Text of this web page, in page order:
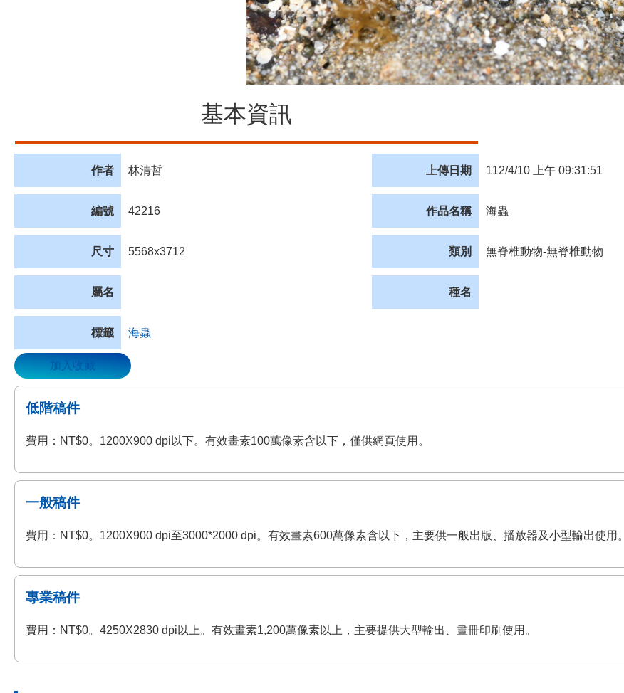
基本資訊
作者 林清哲 上傳日期 112/4/10 上午 09:31:51
編號 42216 作品名稱 海蟲
尺寸 5568x3712 類別 無脊椎動物-無脊椎動物
屬名 種名
標籤 海蟲
加入收藏
低階稿件
費用：NT$0。1200X900 dpi以下。有效畫素100萬像素含以下，僅供網頁使用。
一般稿件
費用：NT$0。1200X900 dpi至3000*2000 dpi。有效畫素600萬像素含以下，主要供一般出版、播放器及小型輸出使用。
專業稿件
費用：NT$0。4250X2830 dpi以上。有效畫素1,200萬像素以上，主要提供大型輸出、畫冊印刷使用。